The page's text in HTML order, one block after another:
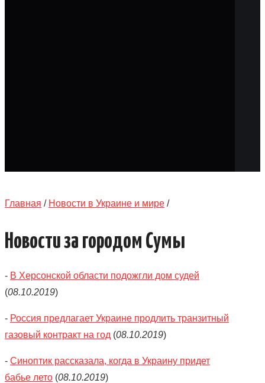
Главная / Новости в Украине и мире /
Новости за городом Сумы
- В Херсонской области подожгли дом судей
(08.10.2019)
- Россия предлагает Украине продлить транзитный
газовый контракт на год (08.10.2019)
- Синоптик рассказала, когда в Украину придет
бабье лето (08.10.2019)